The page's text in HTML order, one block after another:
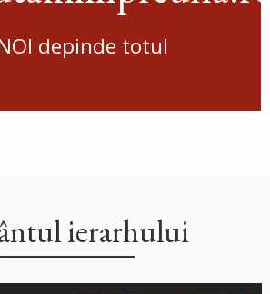
depinde totul
ierarhului